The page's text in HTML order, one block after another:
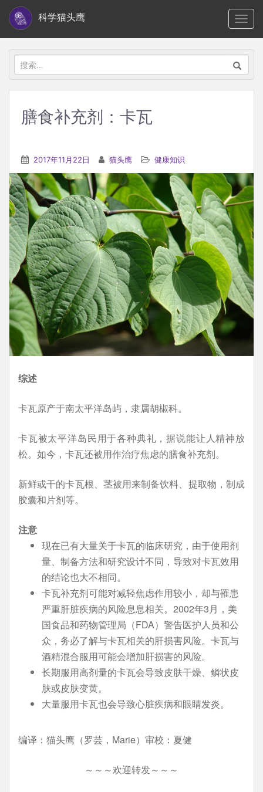
i
科学猫头鹰
搜
索：
膳食补充剂：卡瓦
2017年11月22日 猫头鹰 健康知识
综述
卡瓦原产于南太平洋岛屿，隶属胡椒科。
卡瓦被太平洋岛民用于各种典礼，据说能让人精神放
松。如今，卡瓦还被用作治疗焦虑的膳食补充剂。
新鲜或干的卡瓦根、茎被用来制备饮料、提取物，制成
胶囊和片剂等。
注意
现在已有大量关于卡瓦的临床研究，由于使用剂
量、制备方法和研究设计不同，导致对卡瓦效用
的结论也大不相同。
卡瓦补充剂可能对减轻焦虑作用较小，却与罹患
严重肝脏疾病的风险息息相关。2002年3月，美
国食品和药物管理局（FDA）警告医护人员和公
众，务必了解与卡瓦相关的肝损害风险。卡瓦与
酒精混合服用可能会增加肝损害的风险。
长期服用高剂量的卡瓦会导致皮肤干燥、鳞状皮
肤或皮肤变黄。
大量服用卡瓦也会导致心脏疾病和眼睛发炎。
编译：猫头鹰（罗芸，Marie）审校：夏健
～～～欢迎转发～～～